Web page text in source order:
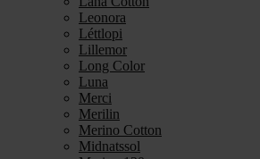
Leonora
Léttlopi
Lillemor
Long Color
Luna
Merci
Merilin
Merino Cotton
Midnatssol